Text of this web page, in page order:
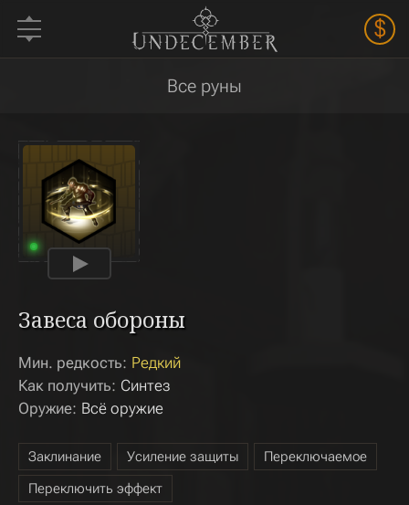
$
Все руны
Завеса обороны
Мин. редкость: Редкий
Как получить: Синтез
Оружие: Всё оружие
Заклинание Усиление защиты
Переключаемое
Переключить эффект